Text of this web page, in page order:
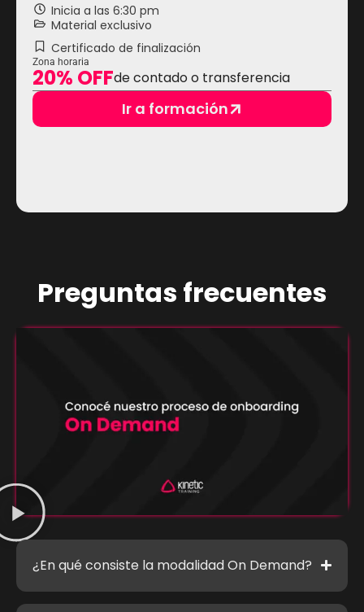
Inicia a las 6:30 pm
Material exclusivo
Certificado de finalización
Zona horaria
20% OFFde contado o transferencia
Ir a formación
Preguntas frecuentes
¿En qué consiste la modalidad On Demand?